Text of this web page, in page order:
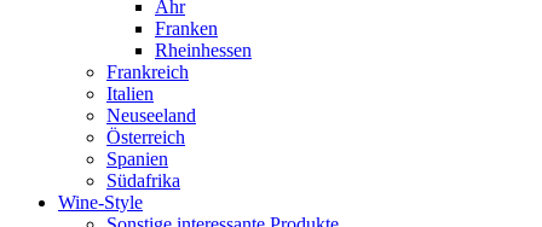
Ahr
Franken
Rheinhessen
Frankreich
Italien
Neuseeland
Österreich
Spanien
Südafrika
Wine-Style